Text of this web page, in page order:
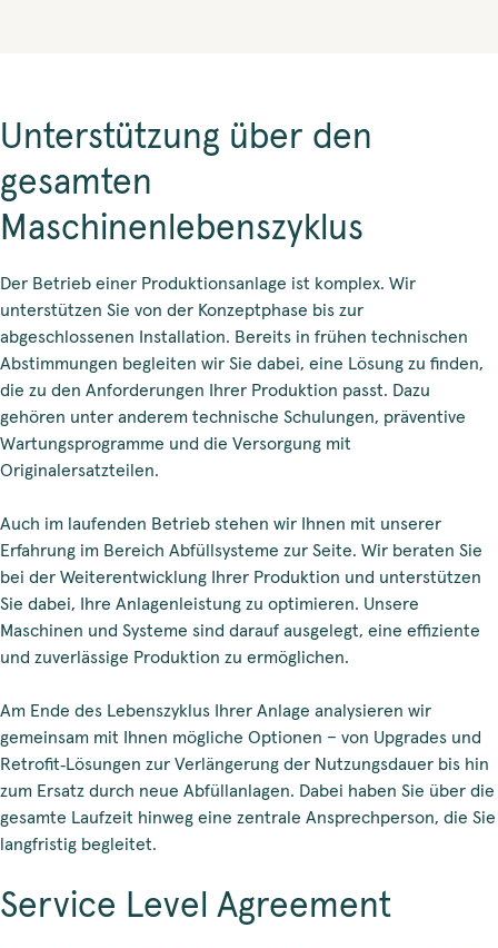
Unterstützung über den
gesamten
Maschinenlebenszyklus
Der Betrieb einer Produktionsanlage ist komplex. Wir
unterstützen Sie von der Konzeptphase bis zur
abgeschlossenen Installation. Bereits in frühen technischen
Abstimmungen begleiten wir Sie dabei, eine Lösung zu finden,
die zu den Anforderungen Ihrer Produktion passt. Dazu
gehören unter anderem technische Schulungen, präventive
Wartungsprogramme und die Versorgung mit
Originalersatzteilen.
Auch im laufenden Betrieb stehen wir Ihnen mit unserer
Erfahrung im Bereich Abfüllsysteme zur Seite. Wir beraten Sie
bei der Weiterentwicklung Ihrer Produktion und unterstützen
Sie dabei, Ihre Anlagenleistung zu optimieren. Unsere
Maschinen und Systeme sind darauf ausgelegt, eine effiziente
und zuverlässige Produktion zu ermöglichen.
Am Ende des Lebenszyklus Ihrer Anlage analysieren wir
gemeinsam mit Ihnen mögliche Optionen – von Upgrades und
Retrofit‑Lösungen zur Verlängerung der Nutzungsdauer bis hin
zum Ersatz durch neue Abfüllanlagen. Dabei haben Sie über die
gesamte Laufzeit hinweg eine zentrale Ansprechperson, die Sie
langfristig begleitet.
Service Level Agreement